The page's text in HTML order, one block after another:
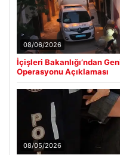
08/06/2026
İçişleri Bakanlığı’ndan
Operasyonu Açıklaması
08/05/2026